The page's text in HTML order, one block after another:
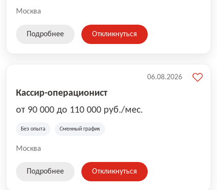
Москва
Подробнее Откликнуться
Кассир-операционист
от 90 000 до 110 000 руб./мес.
Без опыта Сменный график
Москва
06.08.2026
Подробнее Откликнуться